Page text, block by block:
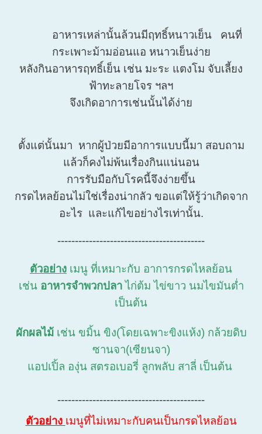
อาหารเหล่านั้นล้วนมีฤทธิ์หนาวเย็น คนที่
กระเพาะม้ามอ่อนแอ หนาวเย็นง่าย
หลังกินอาหารฤทธิ์เย็น เช่น มะระ แตงโม จับเลี้ยง
ฟ้าทะลายโจร ฯลฯ
จึงเกิดอาการเช่นนั้นได้ง่าย
ตั้งแต่นั้นมา หากผู้ป่วยมีอาการแบบนี้มา สอบถาม
แล้วก็คงไม่พ้นเรื่องกินแน่นอน
การรับมือกับโรคนี้จึงง่ายขึ้น
กรดไหลย้อนไม่ใช่เรื่องน่ากลัว ขอแต่ให้รู้ว่าเกิดจาก
อะไร และแก้ไขอย่างไรเท่านั้น.
------------------------------------------
ตัวอย่าง เมนู ที่เหมาะกับ อาการกรดไหลย้อน
เช่น อาหารจำพวกปลาไก่ต้ม ไข่ขาว นมไขมันต่ำ
เป็นต้น
ผักผลไม้เช่น ขมิ้น ขิง(โดยเฉพาะขิงแห้ง) กล้วยดิบ
ซานจา(เซียนจา)
แอปเปิ้ล องุ่น สตรอเบอรี่ ลูกพลับ สาลี่ เป็นต้น
------------------------------------------
ตัวอย่าง เมนูที่ไม่เหมาะกับคนเป็นกรดไหลย้อน